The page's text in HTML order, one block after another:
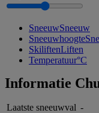
SneeuwSneeuw
Sneeuwhoogte
SkiliftenLiften
Temperatuur°C
Informatie
Laatste sneeuwval -